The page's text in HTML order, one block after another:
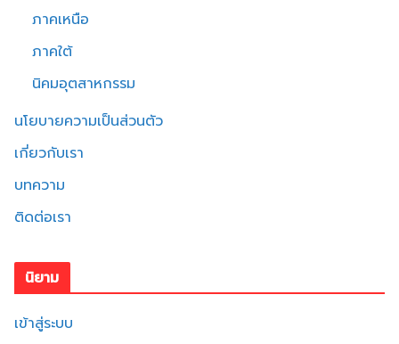
ภาคเหนือ
ภาคใต้
นิคมอุตสาหกรรม
นโยบายความเป็นส่วนตัว
เกี่ยวกับเรา
บทความ
ติดต่อเรา
นิยาม
เข้าสู่ระบบ